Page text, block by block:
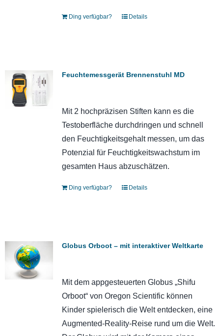
Ding verfügbar? Details
Feuchtemessgerät Brennenstuhl MD
Mit 2 hochpräzisen Stiften kann es die
Testoberfläche durchdringen und schnell
den Feuchtigkeitsgehalt messen, um das
Potenzial für Feuchtigkeitswachstum im
gesamten Haus abzuschätzen.
Ding verfügbar? Details
Globus Orboot – mit interaktiver Weltkarte
Mit dem appgesteuerten Globus „Shifu
Orboot“ von Oregon Scientific können
Kinder spielerisch die Welt entdecken, eine
Augmented-Reality-Reise rund um die Welt.